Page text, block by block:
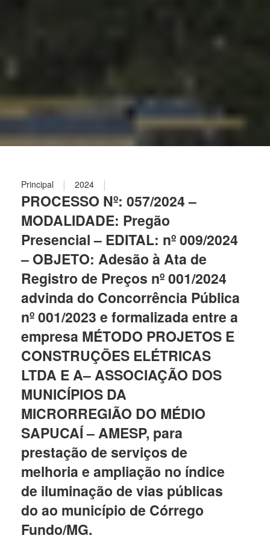
Principal | 2024 |
PROCESSO Nº: 057/2024 –
MODALIDADE: Pregão
Presencial – EDITAL: nº 009/2024
– OBJETO: Adesão à Ata de
Registro de Preços nº 001/2024
advinda do Concorrência Pública
nº 001/2023 e formalizada entre a
empresa MÉTODO PROJETOS E
CONSTRUÇÕES ELÉTRICAS
LTDA E A– ASSOCIAÇÃO DOS
MUNICÍPIOS DA
MICRORREGIÃO DO MÉDIO
SAPUCAÍ – AMESP, para
prestação de serviços de
melhoria e ampliação no índice
de iluminação de vias públicas
do ao município de Córrego
Fundo/MG.